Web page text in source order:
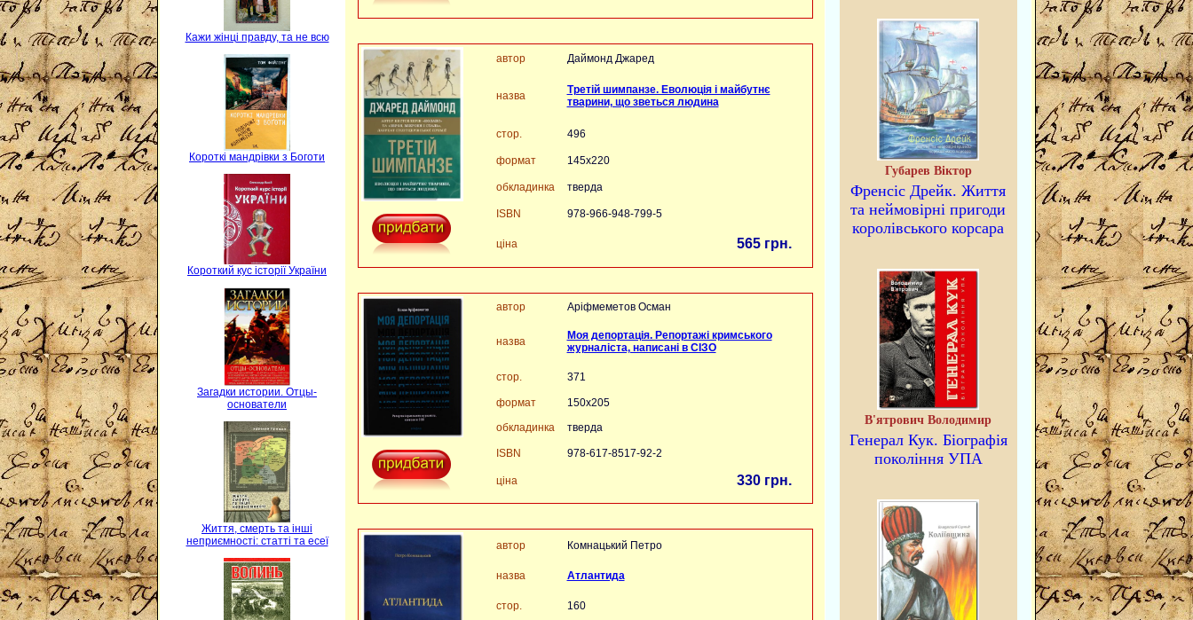
Кажи жінці правду, та не всю
Короткі мандрівки з Боготи
Короткий кус історії України
Загадки истории. Отцы-
основатели
Життя, смерть та інші
неприємності: статті та есеї
автор Даймонд Джаред
назва
Третій шимпанзе. Еволюція і майбутнє
тварини, що зветься людина
стор. 496
формат 145х220
обкладинка тверда
ISBN 978-966-948-799-5
ціна 565 грн.
автор Аріфмеметов Осман
назва
Моя депортація. Репортажі кримського
журналіста, написані в СІЗО
стор. 371
формат
150х205
обкладинка
тверда
ISBN 978-617-8517-92-2
ціна 330 грн.
автор Комнацький Петро
назва Атлантида
стор. 160
Губарев Віктор
Френсіс Дрейк. Життя
та неймовірні пригоди
королівського корсара
В'ятрович Володимир
Генерал Кук. Біографія
покоління УПА